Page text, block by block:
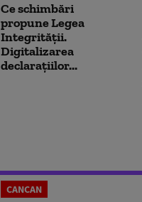
Ce schimbări
propune Legea
Integrității.
Digitalizarea
declarațiilor...
CANCAN